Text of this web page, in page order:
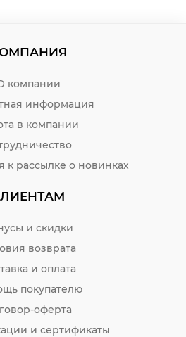
компании
информация
в компании
к рассылке о новинках
и скидки
возврата
и оплата
покупателю
оферта
и сертификаты